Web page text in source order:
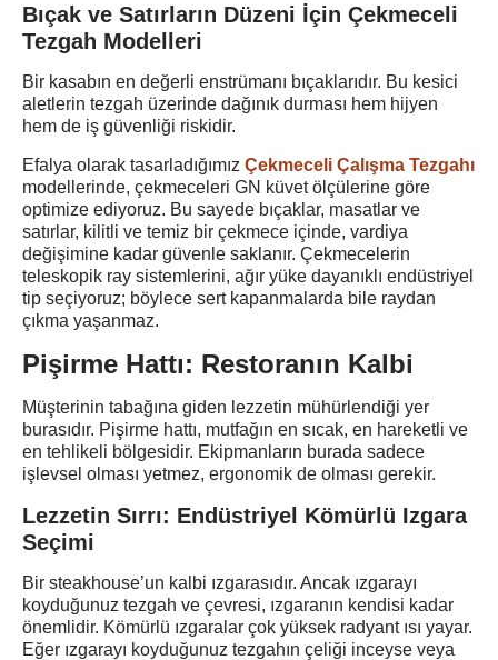
Bıçak ve Satırların Düzeni İçin Çekmeceli
Tezgah Modelleri
Bir kasabın en değerli enstrümanı bıçaklarıdır. Bu kesici
aletlerin tezgah üzerinde dağınık durması hem hijyen
hem de iş güvenliği riskidir.
Efalya olarak tasarladığımız Çekmeceli Çalışma Tezgahı
modellerinde, çekmeceleri GN küvet ölçülerine göre
optimize ediyoruz. Bu sayede bıçaklar, masatlar ve
satırlar, kilitli ve temiz bir çekmece içinde, vardiya
değişimine kadar güvenle saklanır. Çekmecelerin
teleskopik ray sistemlerini, ağır yüke dayanıklı endüstriyel
tip seçiyoruz; böylece sert kapanmalarda bile raydan
çıkma yaşanmaz.
Pişirme Hattı: Restoranın Kalbi
Müşterinin tabağına giden lezzetin mühürlendiği yer
burasıdır. Pişirme hattı, mutfağın en sıcak, en hareketli ve
en tehlikeli bölgesidir. Ekipmanların burada sadece
işlevsel olması yetmez, ergonomik de olması gerekir.
Lezzetin Sırrı: Endüstriyel Kömürlü Izgara
Seçimi
Bir steakhouse’un kalbi ızgarasıdır. Ancak ızgarayı
koyduğunuz tezgah ve çevresi, ızgaranın kendisi kadar
önemlidir. Kömürlü ızgaralar çok yüksek radyant ısı yayar.
Eğer ızgarayı koyduğunuz tezgahın çeliği inceyse veya